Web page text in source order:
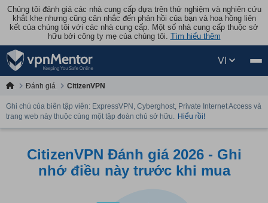
Chúng tôi đánh giá các nhà cung cấp dựa trên thử nghiệm và nghiên cứu
khắt khe nhưng cũng cân nhắc đến phản hồi của bạn và hoa hồng liên
kết của chúng tôi với các nhà cung cấp. Một số nhà cung cấp thuộc sở
hữu bởi công ty mẹ của chúng tôi. Tìm hiểu thêm
VI
Đánh giá CitizenVPN
Ghi chú của biên tập viên: ExpressVPN, Cyberghost, Private Internet Access và
trang web này thuộc cùng một tập đoàn chủ sở hữu. Hiểu rồi!
CitizenVPN Đánh giá 2026 - Ghi
nhớ điều này trước khi mua